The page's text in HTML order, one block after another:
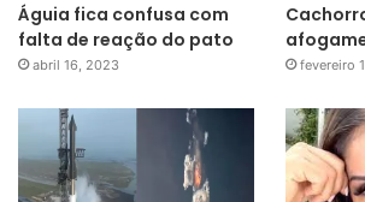
Águia fica confusa com
falta de reação do pato
abril 16, 2023 fevereiro